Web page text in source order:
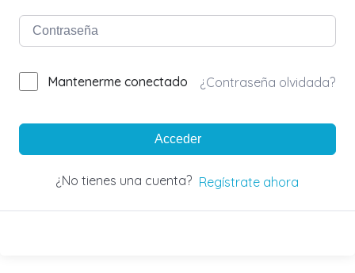
Mantenerme conectado ¿Contraseña olvidada?
Acceder
¿No tienes una cuenta? Regístrate ahora